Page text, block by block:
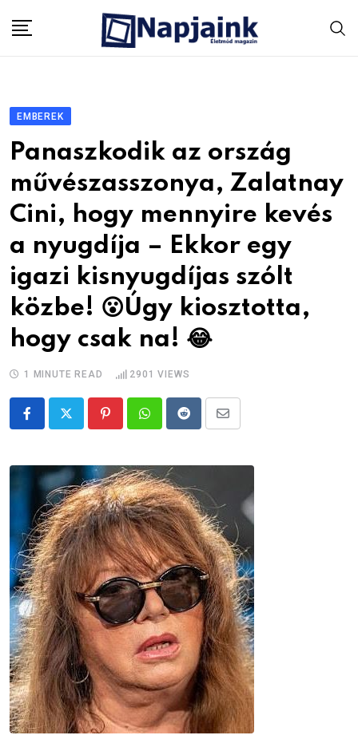
EMBEREK
Panaszkodik az ország
művészasszonya, Zalatnay
Cini, hogy mennyire kevés
a nyugdíja – Ekkor egy
igazi kisnyugdíjas szólt
közbe! 😮Úgy kiosztotta,
hogy csak na! 😂
1 MINUTE READ 2901 VIEWS
PinterestWhatsappRedditShare
Email